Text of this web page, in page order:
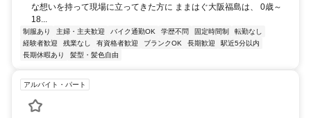
な想いを持って現場に立ってきた方に ままはぐ大阪福島は、 0歳～
18...
制服あり 主婦・主夫歓迎 バイク通勤OK 学歴不問 固定時間制
転勤なし
経験者歓迎
残業なし 有資格者歓迎 ブランクOK 長期歓迎
駅近5分以内
長期休暇あり
髪型・髪色自由
アルバイト・パート